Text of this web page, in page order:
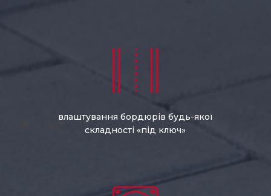
влаштування бордюрів будь-якої
складності «під ключ»